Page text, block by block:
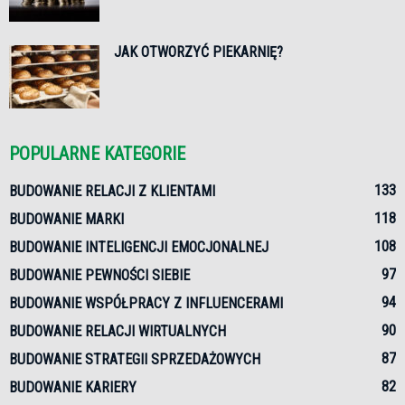
JAK OTWORZYĆ PIEKARNIĘ?
POPULARNE KATEGORIE
BUDOWANIE RELACJI Z KLIENTAMI
133
BUDOWANIE MARKI
118
BUDOWANIE INTELIGENCJI EMOCJONALNEJ
108
BUDOWANIE PEWNOŚCI SIEBIE
97
BUDOWANIE WSPÓŁPRACY Z INFLUENCERAMI
94
BUDOWANIE RELACJI WIRTUALNYCH
90
BUDOWANIE STRATEGII SPRZEDAŻOWYCH
87
BUDOWANIE KARIERY
82